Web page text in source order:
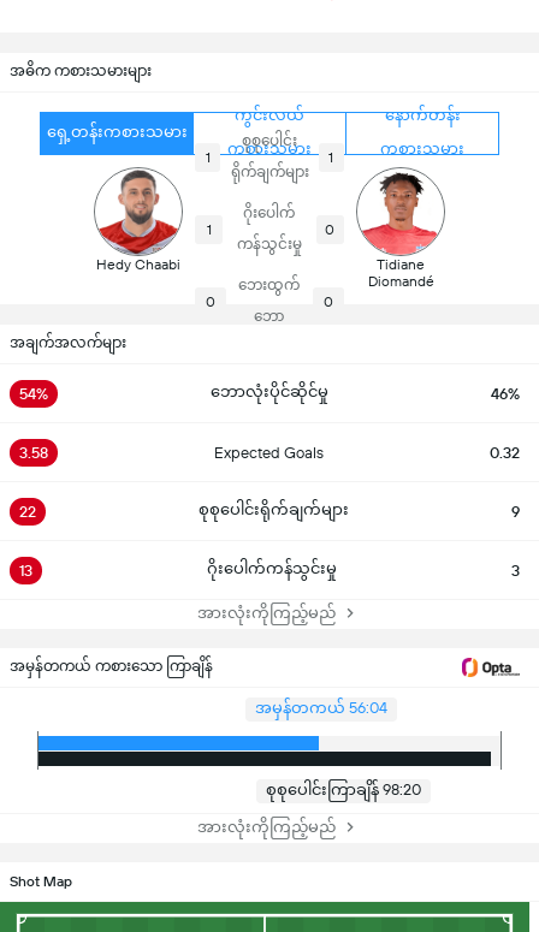
အဓိက ကစားသမားများ
ရှေ့တန်းကစားသမား
ကွင်းလယ်
ကစားသမား
နောက်တန်း
ကစားသမား
Hedy Chaabi
1
စုစုပေါင်း
ရိုက်ချက်များ
1
1
ဂိုးပေါက်
ကန်သွင်းမှု
0
0
ဘေးထွက်
ဘော
0
Tidiane
Diomandé
အချက်အလက်များ
54% ဘောလုံးပိုင်ဆိုင်မှု 46%
3.58 Expected Goals 0.32
22 စုစုပေါင်းရိုက်ချက်များ 9
13 ဂိုးပေါက်ကန်သွင်းမှု 3
အားလုံးကိုကြည့်မည်
အမှန်တကယ် ကစားသော ကြာချိန်
အမှန်တကယ် 56:04
စုစုပေါင်းကြာချိန် 98:20
အားလုံးကိုကြည့်မည်
Shot Map